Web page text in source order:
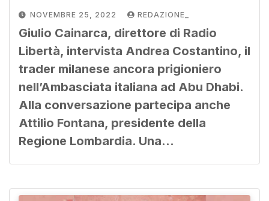
NOVEMBRE 25, 2022 REDAZIONE_
Giulio Cainarca, direttore di Radio
Libertà, intervista Andrea Costantino, il
trader milanese ancora prigioniero
nell’Ambasciata italiana ad Abu Dhabi.
Alla conversazione partecipa anche
Attilio Fontana, presidente della
Regione Lombardia. Una…